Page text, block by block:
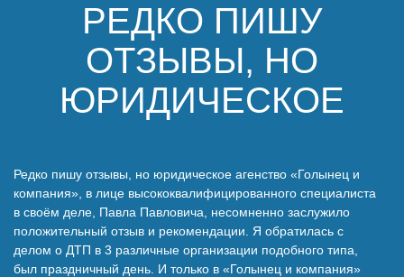
Отзывы
Полезные статьи
Наши победы
Видео о нас
РЕДКО ПИШУ
ОТЗЫВЫ, НО
ЮРИДИЧЕСКОЕ
Редко пишу отзывы, но юридическое агенство «Голынец и
компания», в лице высококвалифицированного специалиста
в своём деле, Павла Павловича, несомненно заслужило
положительный отзыв и рекомендации. Я обратилась с
делом о ДТП в 3 различные организации подобного типа,
был праздничный день. И только в «Голынец и компания»